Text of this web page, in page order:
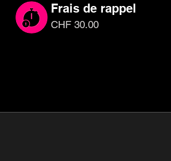
Frais de rappel
CHF 30.00